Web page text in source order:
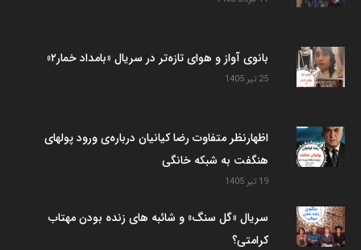
بانوی آواز و هوای تازه‌تر در سریال «بامداد خمار۲»
25 تیر 1405
اظهارنظر متفاوت رضا کیانیان درباره‌ی ورود پولهای
هنگفت به شبکه خانگی
19 تیر 1405
سریال «گل سنگ» و شائبه های زنده بودن مهتاب
کرامتی؟